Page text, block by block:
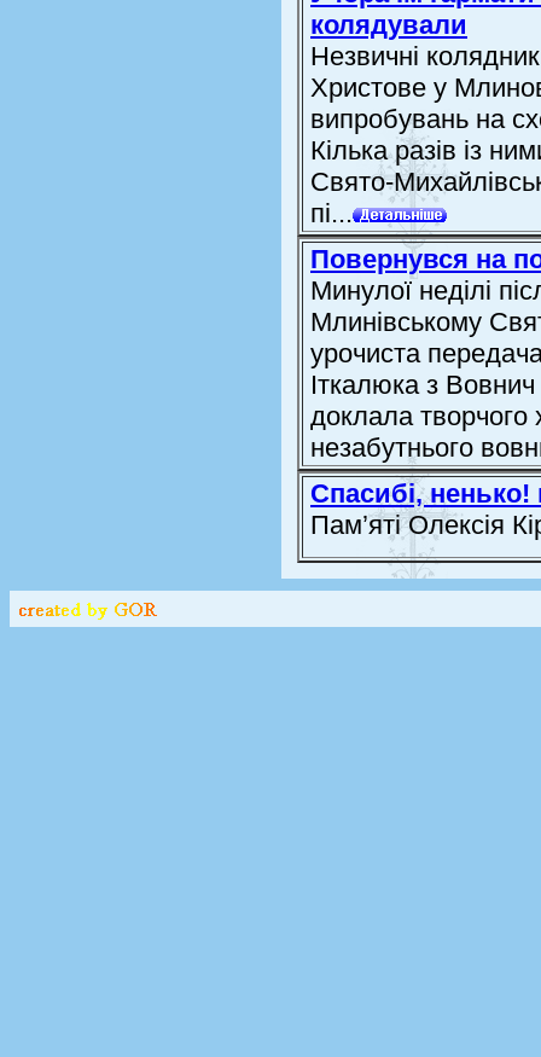
колядували
Незвичні
Христове у
випробувань на
Кілька разів із
Свято-
пі...
Повернувся на
Минулої неділі
Млинівському
урочиста
Іткалюка з
доклала творчого
незабутнього
Спасибі, ненько!
Пам’яті Олексія